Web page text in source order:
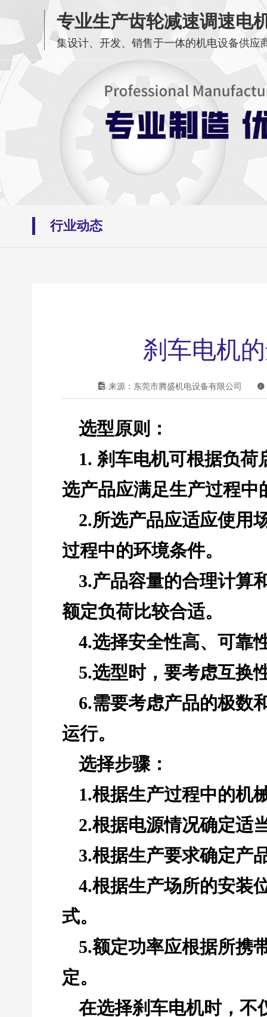
专业生产齿轮减速调速电
集设计、开发、销售于一体的机电设备供应
行业动态
刹车电机
来源：东莞市腾盛机电设备有限公司 
选型原则：
1. 刹车电机可根据负荷
选产品应满足生产过程中
2.所选产品应适应使用
过程中的环境条件。
3.产品容量的合理计算
额定负荷比较合适。
4.选择安全性高、可靠
5.选型时，要考虑互换
6.需要考虑产品的极数
运行。
选择步骤：
1.根据生产过程中的机
2.根据电源情况确定适
3.根据生产要求确定产
4.根据生产场所的安装
式。
5.额定功率应根据所携
定。
在选择刹车电机时，不